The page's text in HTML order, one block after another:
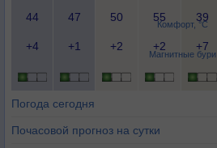
Комфорт, °C
Магнитные бури
44 47 50 55 39
+4 +1 +2 +2 +7
Погода сегодня
Почасовой прогноз на сутки